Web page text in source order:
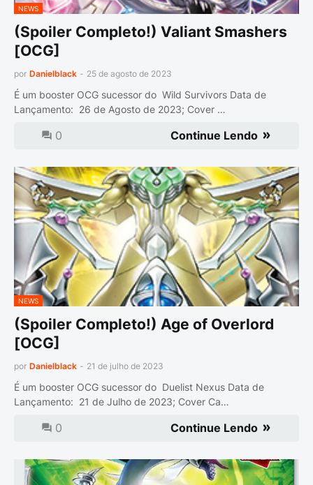
NEWS
(Spoiler Completo!) Valiant Smashers
[OCG]
por Danielblack - 25 de agosto de 2023
É um booster OCG sucessor do Wild Survivors Data de
Lançamento: 26 de Agosto de 2023; Cover …
0 Continue Lendo
NEWS
(Spoiler Completo!) Age of Overlord
[OCG]
por Danielblack - 21 de julho de 2023
É um booster OCG sucessor do Duelist Nexus Data de
Lançamento: 21 de Julho de 2023; Cover Ca…
0 Continue Lendo